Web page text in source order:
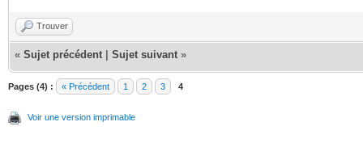
Trouver
« Sujet précédent Sujet suivant »
Pages (4) : « Précédent 1 2 3 4
Voir une version imprimable